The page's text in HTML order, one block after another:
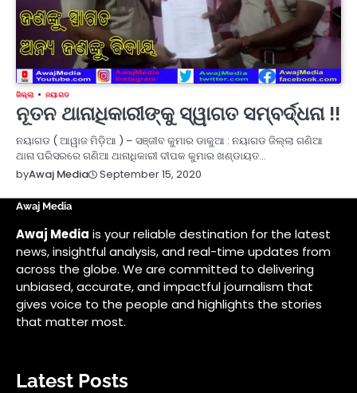
ଜିଲ୍ଲା ନୟାଗଡ
ନୂତନ ଥାନାଧିକାରୀଙ୍କୁ ସ୍ୱାଗତ ସମ୍ବର୍ଦ୍ଧନା !!
ନୟାଗଡ ( ଆୱାଜ ମିଡ଼ିଆ ) – ସଞ୍ଜୀବ କୁମାର ଡାକୁଆ : ନୟାଗଡ ଜିଲ୍ଲା ଗଣିଆ
ଥାନା ପରିସରରେ ଗଣିଆ ଥାନାଧିକାରୀ ଦୀପକ କୁମାର ଖଣ୍ଡାୟତ…
byAwaj Media September 15, 2020
Awaj Media
Awaj Media is your reliable destination for the latest
news, insightful analysis, and real-time updates from
across the globe. We are committed to delivering
unbiased, accurate, and impactful journalism that
gives voice to the people and highlights the stories
that matter most.
Latest Posts